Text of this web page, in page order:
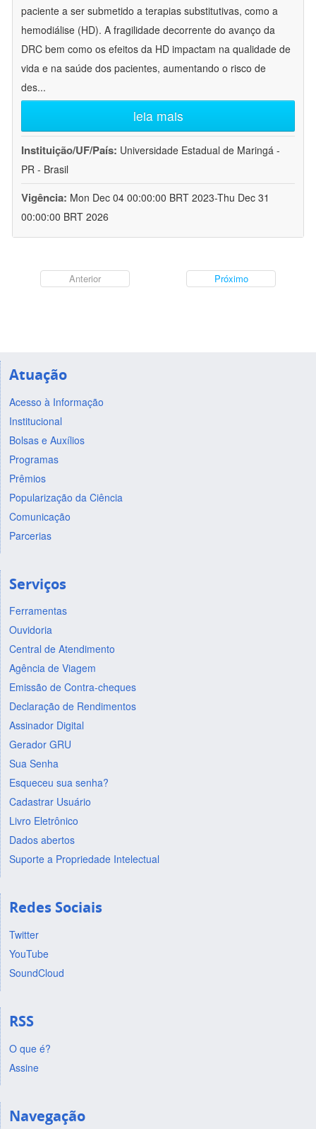
paciente a ser submetido a terapias substitutivas, como a
hemodiálise (HD). A fragilidade decorrente do avanço da
DRC bem como os efeitos da HD impactam na qualidade de
vida e na saúde dos pacientes, aumentando o risco de
des...
leia mais
Instituição/UF/País: Universidade Estadual de Maringá -
PR - Brasil
Vigência: Mon Dec 04 00:00:00 BRT 2023-Thu Dec 31
00:00:00 BRT 2026
Anterior Próximo
Atuação
Acesso à Informação
Institucional
Bolsas e Auxílios
Programas
Prêmios
Popularização da Ciência
Comunicação
Parcerias
Serviços
Ferramentas
Ouvidoria
Central de Atendimento
Agência de Viagem
Emissão de Contra-cheques
Declaração de Rendimentos
Assinador Digital
Gerador GRU
Sua Senha
Esqueceu sua senha?
Cadastrar Usuário
Livro Eletrônico
Dados abertos
Suporte a Propriedade Intelectual
Redes Sociais
Twitter
YouTube
SoundCloud
RSS
O que é?
Assine
Navegação